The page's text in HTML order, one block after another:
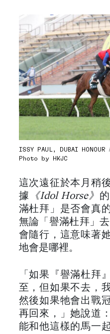
ISSY PAUL, DUBAI
Photo by HKJC
這次遠征於本月稍
據 《Idol Horse》
滿杜拜」是否會真
無論「譽滿杜拜」
會隨行，這意味著
地會是哪裡。
「如果『譽滿杜拜
至，但如果不去，
然後如果牠會出戰
再回來，」她說道
能和他這樣的馬一